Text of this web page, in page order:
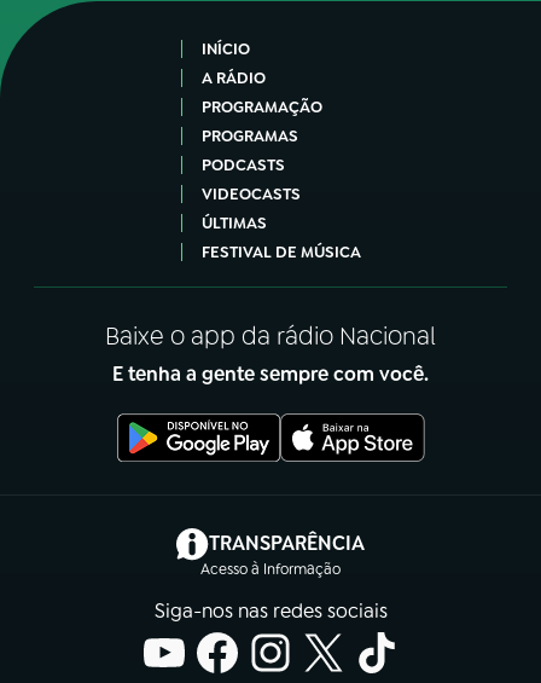
INÍCIO
A RÁDIO
PROGRAMAÇÃO
PROGRAMAS
PODCASTS
VIDEOCASTS
ÚLTIMAS
FESTIVAL DE MÚSICA
Baixe o app da rádio Nacional
E tenha a gente sempre com você.
TRANSPARÊNCIA
Acesso à Informação
(abre em nova aba)
Siga-nos nas redes sociais